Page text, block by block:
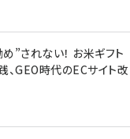
”されない！ お米ギフト
GEO時代のECサイト改